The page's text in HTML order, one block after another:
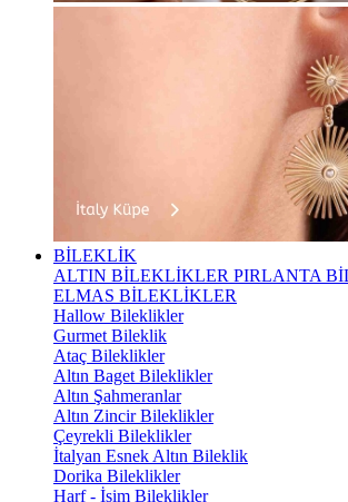
BİLEKLİK
ALTIN BİLEKLİKLER PIRLANTA
ELMAS BİLEKLİKLER
Hallow Bileklikler
Gurmet Bileklik
Ataç Bileklikler
Altın Baget Bileklikler
Altın Şahmeranlar
Altın Zincir Bileklikler
Çeyrekli Bileklikler
İtalyan Esnek Altın Bileklik
Dorika Bileklikler
Harf - İsim Bileklikler